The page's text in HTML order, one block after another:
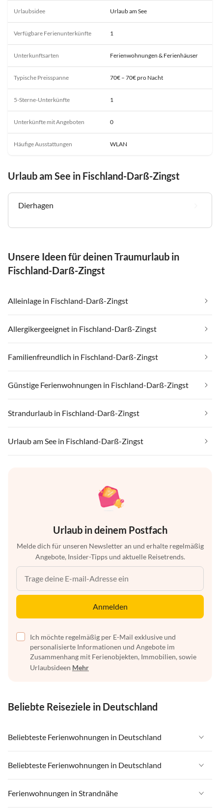
Urlaubsidee Urlaub am See
Verfügbare Ferienunterkünfte 1
Unterkunftsarten Ferienwohnungen & Ferienhäuser
Typische Preisspanne 70€ – 70€ pro Nacht
5-Sterne-Unterkünfte 1
Unterkünfte mit Angeboten 0
Häufige Ausstattungen WLAN
Urlaub am See in Fischland-Darß-Zingst
Dierhagen
Unsere Ideen für deinen Traumurlaub in
Fischland-Darß-Zingst
Alleinlage in Fischland-Darß-Zingst
Allergikergeeignet in Fischland-Darß-Zingst
Familienfreundlich in Fischland-Darß-Zingst
Günstige Ferienwohnungen in Fischland-Darß-Zingst
Strandurlaub in Fischland-Darß-Zingst
Urlaub am See in Fischland-Darß-Zingst
Urlaub in deinem Postfach
Melde dich für unseren Newsletter an und erhalte regelmäßig
Angebote, Insider-Tipps und aktuelle Reisetrends.
Anmelden
Ich möchte regelmäßig per E-Mail exklusive und
personalisierte Informationen und Angebote im
Zusammenhang mit Ferienobjekten, Immobilien, sowie
Urlaubsideen Mehr
Beliebte Reiseziele in Deutschland
Beliebteste Ferienwohnungen in Deutschland
Ferienwohnungen in Deutschland
Ferienwohnungen in Ostsee
Ferienwohnungen in Nordsee
Beliebteste Ferienwohnungen in Deutschland
Ferienwohnungen in Deutschland
Ferienwohnungen in Strandnähe